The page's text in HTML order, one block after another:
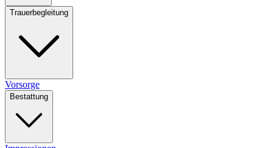
Trauerbegleitung
Vorsorge
Bestattung